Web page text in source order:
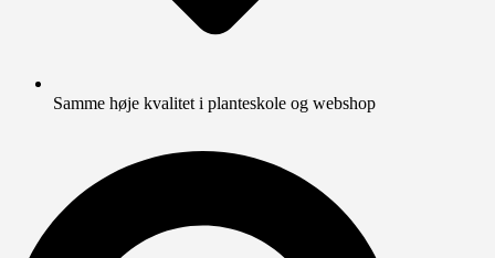
Samme høje kvalitet i planteskole og webshop